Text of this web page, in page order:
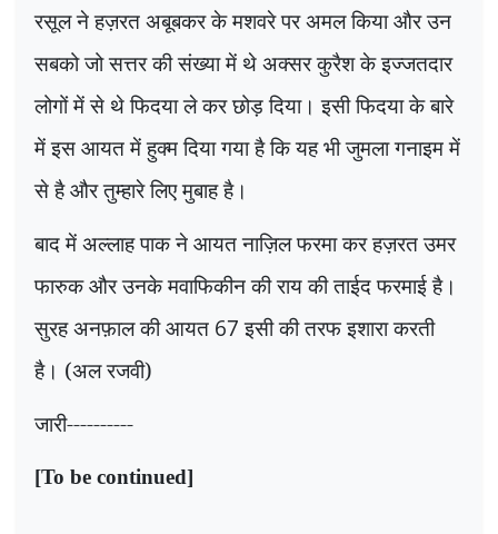
रसूल ने हज़रत अबूबकर के मशवरे पर अमल किया और उन
सबको जो सत्तर की संख्या में थे अक्सर कुरैश के इज्जतदार
लोगों में से थे फिदया ले कर छोड़ दिया। इसी फिदया के बारे
में इस आयत में हुक्म दिया गया है कि यह भी जुमला गनाइम में
से है और तुम्हारे लिए मुबाह है।
बाद में अल्लाह पाक ने आयत नाज़िल फरमा कर हज़रत उमर
फारुक और उनके मवाफिकीन की राय की ताईद फरमाई है।
सुरह अनफ़ाल की आयत 67इसी की तरफ इशारा करती
है। (अल रजवी)
जारी----------
[To be continued]